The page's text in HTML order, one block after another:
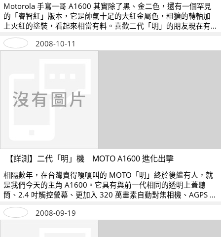
Motorola 手寫一哥 A1600 其實除了黑、金二色，還有一個罕見
的「睿智紅」版本，它是帥氣十足的大紅金屬色，粗獷的轉軸加
上火紅的塗裝，看起來相當有料。喜歡二代「明」的朋友現在有
新選擇，今天就一起來認識它吧！
2008-10-11
【詳測】二代「明」機 MOTO A1600 進化出擊
相隔數年，在台灣賣得嗄嗄叫的 MOTO「明」終於後繼有人，就
是我們今天的主角 A1600。它具有與前一代相同的透明上蓋聽
筒、2.4 吋觸控螢幕、更加入 320 萬畫素自動對焦相機、AGPS 雙
導航軟體，積極延續大賣傳奇。
2008-09-19